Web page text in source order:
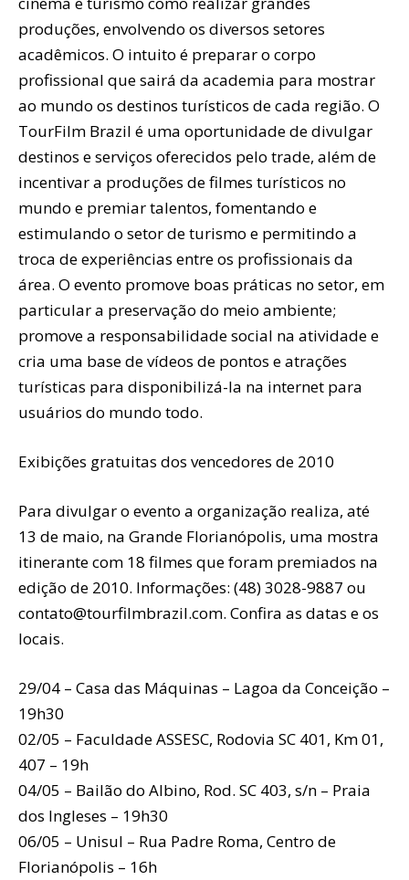
produções, envolvendo os diversos setores
acadêmicos. O intuito é preparar o corpo
profissional que sairá da academia para mostrar
ao mundo os destinos turísticos de cada região. O
TourFilm Brazil é uma oportunidade de divulgar
destinos e serviços oferecidos pelo trade, além de
incentivar a produções de filmes turísticos no
mundo e premiar talentos, fomentando e
estimulando o setor de turismo e permitindo a
troca de experiências entre os profissionais da
área. O evento promove boas práticas no setor, em
particular a preservação do meio ambiente;
promove a responsabilidade social na atividade e
cria uma base de vídeos de pontos e atrações
turísticas para disponibilizá-la na internet para
usuários do mundo todo.
Exibições gratuitas dos vencedores de 2010
Para divulgar o evento a organização realiza, até
13 de maio, na Grande Florianópolis, uma mostra
itinerante com 18 filmes que foram premiados na
edição de 2010. Informações: (48) 3028-9887 ou
contato@tourfilmbrazil.com. Confira as datas e os
locais.
29/04 – Casa das Máquinas – Lagoa da Conceição –
19h30
02/05 – Faculdade ASSESC, Rodovia SC 401, Km 01,
407 – 19h
04/05 – Bailão do Albino, Rod. SC 403, s/n – Praia
dos Ingleses – 19h30
06/05 – Unisul – Rua Padre Roma, Centro de
Florianópolis – 16h